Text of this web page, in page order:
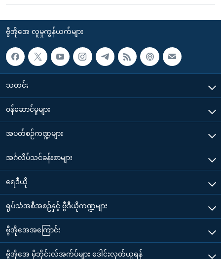
ဗွီအိုအေ လူမှုကွန်ယက်များ
သတင်း
၀န်ဆောင်မှုများ
အပတ်စဉ်ကဏ္ဍများ
အင်္ဂလိပ်သင်ခန်းစာများ
ရေဒီယို
ရုပ်သံအစီအစဉ်နှင့် ဗွီဒီယိုကဏ္ဍများ
ဗွီအိုအေအကြောင်း
ဗွီအိုအေ မိုဘိုင်းလ်အက်ပ်များ ဒေါင်းလုတ်ယူရန်